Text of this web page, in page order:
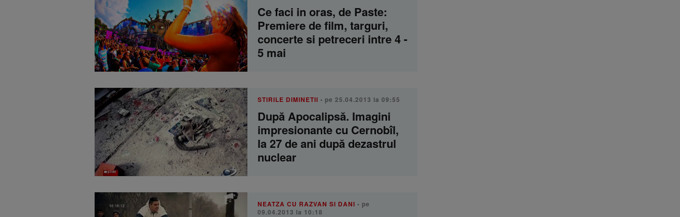
Ce faci in oras, de Paste:
Premiere de film, targuri,
concerte si petreceri intre 4 -
5 mai
STIRILE DIMINETII • pe 25.04.2013 la 09:55
După Apocalipsă. Imagini
impresionante cu Cernobîl,
la 27 de ani după dezastrul
nuclear
NEATZA CU RAZVAN SI DANI • pe
09.04.2013 la 10:18